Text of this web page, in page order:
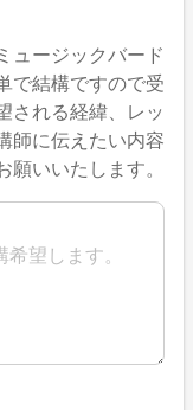
、楽譜代含む）が別
うちょ銀行振り込み）
ュージックバード
で結構ですので受
される経緯、レッ
師に伝えたい内容
いいたします。